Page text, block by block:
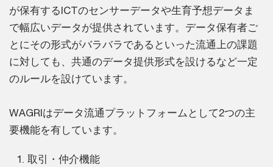
が保有するICTのセンサーデータや生育予想データま
で幅広いデータが提供されています。データ保有者ご
とにその形式がバラバラであるといった流通上の課題
に対しても、共通のデータ提供形式を設けるなど一定
のルールを設けています。
WAGRIはデータ流通プラットフォームとして2つの主
要機能を有しています。
取引・仲介機能